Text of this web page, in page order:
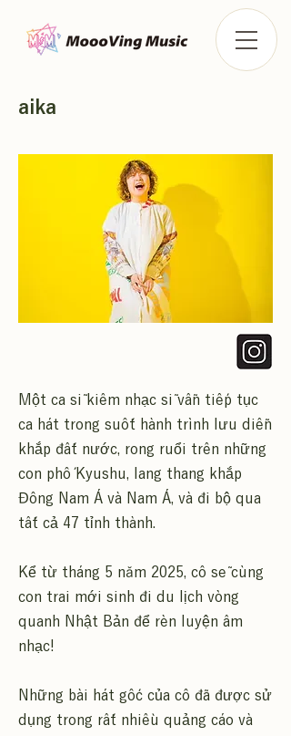
Một ca sĩ kiêm nhạc sĩ vẫn tiếp tục
ca hát trong suốt hành trình lưu diễn
khắp đất nước, rong ruổi trên những
con phố Kyushu, lang thang khắp
Đông Nam Á và Nam Á, và đi bộ qua
tất cả 47 tỉnh thành.
Kể từ tháng 5 năm 2025, cô sẽ cùng
con trai mới sinh đi du lịch vòng
quanh Nhật Bản để rèn luyện âm
nhạc!
Những bài hát gốc của cô đã được sử
dụng trong rất nhiều quảng cáo và
aika